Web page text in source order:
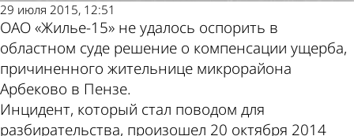
29 июля 2015, 12:51
ОАО «Жилье-15» не удалось оспорить в
областном суде решение о компенсации ущерба,
причиненного жительнице микрорайона
Арбеково в Пензе.
Инцидент, который стал поводом для
разбирательства, произошел 20 октября 2014